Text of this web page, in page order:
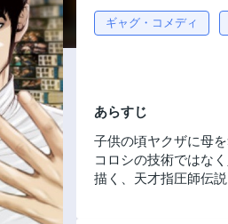
ギャグ・コメディ
あらすじ
子供の頃ヤクザに母
コロシの技術ではな
描く、天才指圧師伝